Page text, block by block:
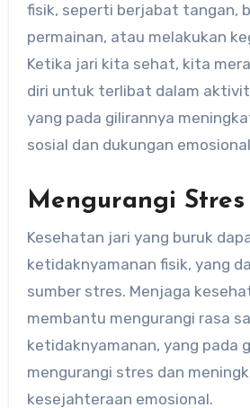
fisik, seperti berjabat tangan,
permainan, atau melakukan
Ketika jari kita sehat, kita
diri untuk terlibat dalam
yang pada gilirannya
sosial dan dukungan
Mengurangi Stres
Kesehatan jari yang buruk
ketidaknyamanan fisik, yang
sumber stres. Menjaga
membantu mengurangi rasa
ketidaknyamanan, yang pada
mengurangi stres dan
kesejahteraan emosional.